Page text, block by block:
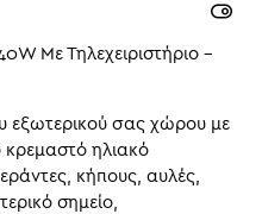
Με Τηλεχειριστήριο –
εξωτερικού σας χώρου με
κρεμαστό ηλιακό
κήπους, αυλές,
σημείο,